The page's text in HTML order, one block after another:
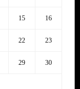
15 16
22 23
29 30